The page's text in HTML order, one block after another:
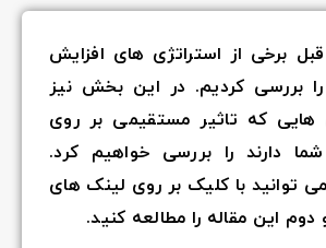
برخی از استراتژی های افزایش
بررسی کردیم. در این بخش نیز
هایی که تاثیر مستقیمی بر روی
دارند را بررسی خواهیم کرد.
توانید با کلیک بر روی لینک های
این مقاله را مطالعه کنید.